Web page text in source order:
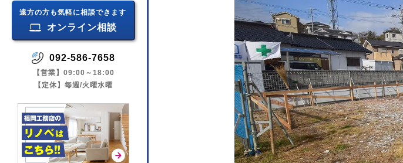
遠方の方も気軽に相談できます
オンライン相談
092-586-7658
【営業】09:00～18:00
【定休】毎週/火曜水曜